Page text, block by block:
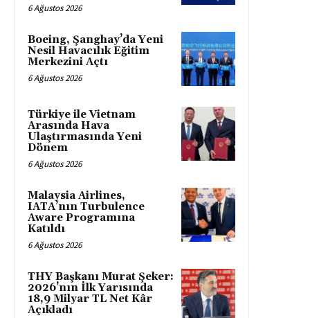
6 Ağustos 2026
Boeing, Şanghay’da Yeni
Nesil Havacılık Eğitim
Merkezini Açtı
6 Ağustos 2026
Türkiye ile Vietnam
Arasında Hava
Ulaştırmasında Yeni
Dönem
6 Ağustos 2026
Malaysia Airlines,
IATA’nın Turbulence
Aware Programına
Katıldı
6 Ağustos 2026
THY Başkanı Murat Şeker:
2026’nın İlk Yarısında
18,9 Milyar TL Net Kâr
Açıkladı